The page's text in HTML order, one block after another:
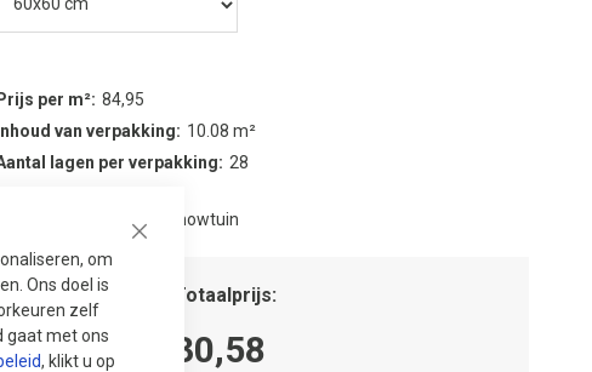
om
Ons doel is
zelf
gaat met ons
, klikt u op
Prijs per m² 84,95
Inhoud van verpakking
10.08 m²
lagen per verpakking
28
Aanwezig in onze showtuin
Aantal m² Totaalprijs
30,58